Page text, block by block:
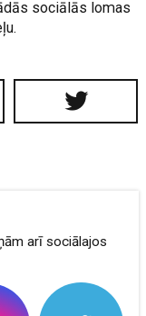
sociālās lomas
arī sociālajos